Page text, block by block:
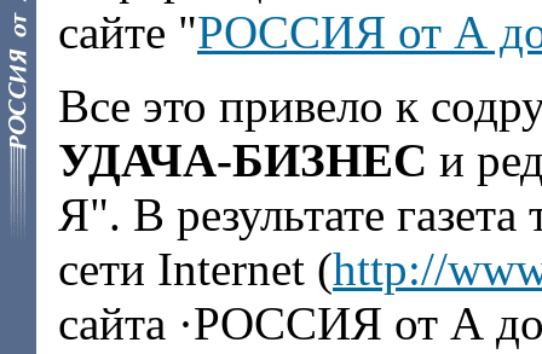
сайте "РОССИЯ от А
Все это привело к
УДАЧА-БИЗНЕС и
Я". В результате
сети Internet (http://
сайта ·РОССИЯ от А